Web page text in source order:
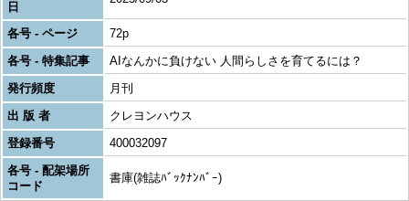
日
各号 - ページ
72p
各号 - 特集記事
AIなんかに負けない 人間らしさを育てるには？
発行頻度
月刊
出 版 者
クレヨンハウス
登録番号
400032097
各号 - 配架場所
コード
書庫(雑誌ﾊﾞｯｸﾅﾝﾊﾞｰ)